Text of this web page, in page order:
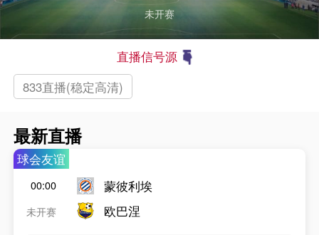
未开赛
直播信号源
833直播(稳定高清)
最新直播
球会友谊
00:00
未开赛
蒙彼利埃
欧巴涅